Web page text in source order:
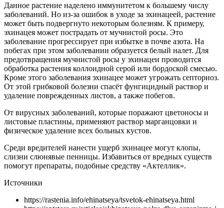
Данное растение наделено иммунитетом к большему числу
заболеваний. Но из-за ошибок в уходе за эхинацеей, растение
может быть подвергнуто некоторым болезням. К примеру,
эхинацея может пострадать от мучнистой росы. Это
заболевание прогрессирует при избытке в почве азота. На
побегах при этом заболевании образуется белый налет. Для
предотвращения мучнистой росы у эхинацеи проводится
обработка растения коллоидной серой или бордоской смесью.
Кроме этого заболевания эхинацее может угрожать септориоз.
От этой грибковой болезни спасёт фунгицидный раствор и
удаление поврежденных листов, а также побегов.
От вирусных заболеваний, которые поражают цветоносы и
листовые пластины, применяют раствор марганцовки и
физическое удаление всех больных кустов.
Среди вредителей нанести ущерб эхинацее могут клопы,
слизни слюнявые пенницы. Избавиться от вредных существ
помогут препараты, подобные средству «Актеллик».
Источники
https://rastenia.info/ehinatseya/tsvetok-ehinatseya.html